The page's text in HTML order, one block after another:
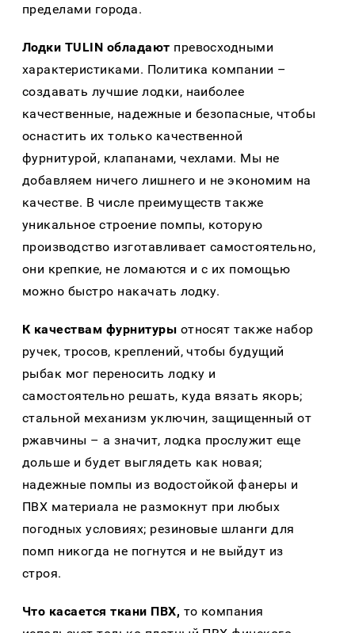
пределами города.
Лодки TULIN обладают превосходными
характеристиками. Политика компании –
создавать лучшие лодки, наиболее
качественные, надежные и безопасные, чтобы
оснастить их только качественной
фурнитурой, клапанами, чехлами. Мы не
добавляем ничего лишнего и не экономим на
качестве. В числе преимуществ также
уникальное строение помпы, которую
производство изготавливает самостоятельно,
они крепкие, не ломаются и с их помощью
можно быстро накачать лодку.
К качествам фурнитуры относят также набор
ручек, тросов, креплений, чтобы будущий
рыбак мог переносить лодку и
самостоятельно решать, куда вязать якорь;
стальной механизм уключин, защищенный от
ржавчины – а значит, лодка прослужит еще
дольше и будет выглядеть как новая;
надежные помпы из водостойкой фанеры и
ПВХ материала не размокнут при любых
погодных условиях; резиновые шланги для
помп никогда не погнутся и не выйдут из
строя.
Что касается ткани ПВХ, то компания